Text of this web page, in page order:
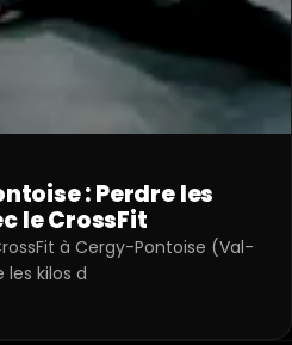
: Perdre les
le CrossFit
à Cergy-Pontoise (Val-
kilos d